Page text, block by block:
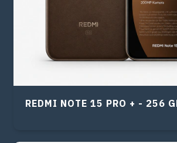
REDMI NOTE 15 PRO + - 256